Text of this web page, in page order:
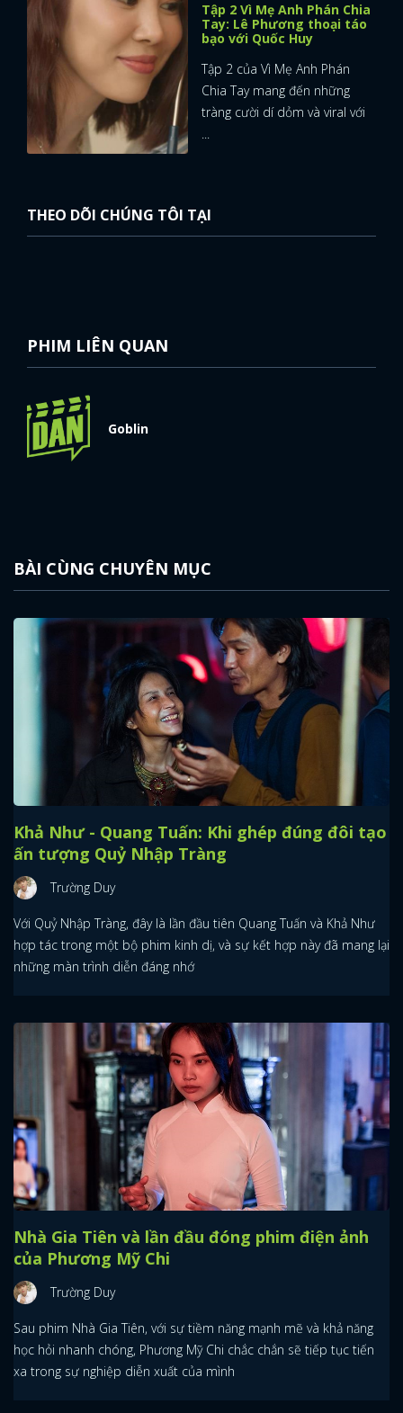
Tập 2 Vì Mẹ Anh Phán Chia
Tay: Lê Phương thoại táo
bạo với Quốc Huy
Tập 2 của Vì Mẹ Anh Phán
Chia Tay mang đến những
tràng cười dí dỏm và viral với
...
THEO DÕI CHÚNG TÔI TẠI
PHIM LIÊN QUAN
Goblin
BÀI CÙNG CHUYÊN MỤC
Khả Như - Quang Tuấn: Khi ghép đúng đôi tạo
ấn tượng Quỷ Nhập Tràng
Trường Duy
Với Quỷ Nhập Tràng, đây là lần đầu tiên Quang Tuấn và Khả Như
hợp tác trong một bộ phim kinh dị, và sự kết hợp này đã mang lại
những màn trình diễn đáng nhớ
Nhà Gia Tiên và lần đầu đóng phim điện ảnh
của Phương Mỹ Chi
Trường Duy
Sau phim Nhà Gia Tiên, với sự tiềm năng mạnh mẽ và khả năng
học hỏi nhanh chóng, Phương Mỹ Chi chắc chắn sẽ tiếp tục tiến
xa trong sự nghiệp diễn xuất của mình